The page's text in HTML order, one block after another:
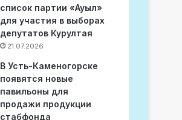
список партии «Ауыл»
для участия в выборах
депутатов Курултая
21.07.2026
В Усть-Каменогорске
появятся новые
павильоны для
продажи продукции
стабфонда